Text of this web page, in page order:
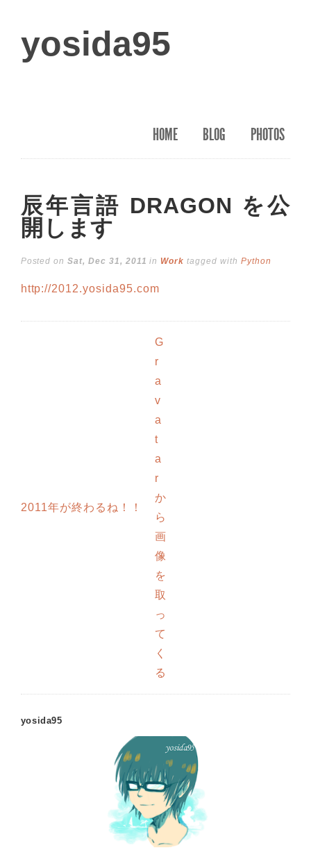
yosida95
HOME BLOG PHOTOS
辰年言語 DRAGON を公
開します
Posted onSat, Dec 31, 2011 in Work tagged with Python
http://2012.yosida95.com
2011年が終わるね！！
G
r
a
v
a
t
a
r
か
ら
画
像
を
取
っ
て
く
る
yosida95